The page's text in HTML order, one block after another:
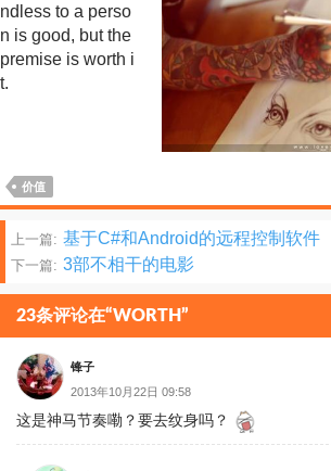
ndless to a perso
n is good, but the
premise is worth i
t.
价值
文
章
分
页
上一篇: 基于C#和Android的远程控制软件
下一篇: 3部不相干的电影
23条评论在“WORTH”
锋子
2013年10月22日 09:58
这是神马节奏嘞？要去纹身吗？